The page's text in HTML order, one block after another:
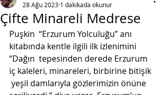
Çifte Minareli Medrese
28 Ağu 2023 1 dakikada okunur
Puşkin  “Erzurum Yolculuğu” anı
kitabında kentle ilgili ilk izlenimini
“Dağın  tepesinden derede Erzurum
iç kaleleri, minareleri, birbirine bitişik
yeşil damlarıyla gözlerimizin önüne